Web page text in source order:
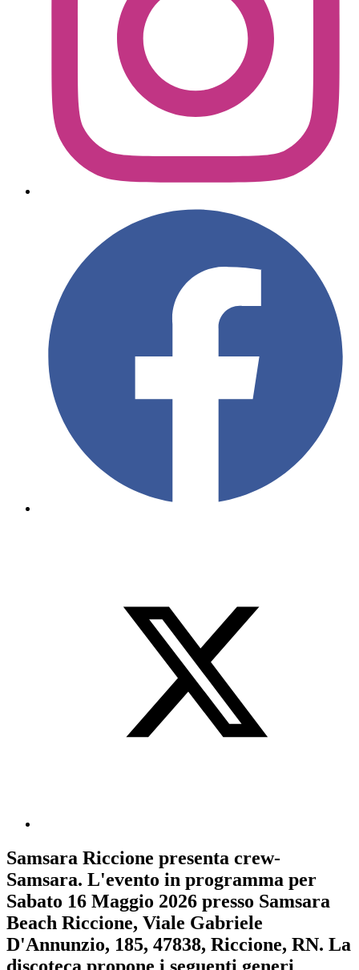
Samsara Riccione presenta crew-
Samsara. L'evento in programma per
Sabato 16 Maggio 2026 presso Samsara
Beach Riccione, Viale Gabriele
D'Annunzio, 185, 47838, Riccione, RN. La